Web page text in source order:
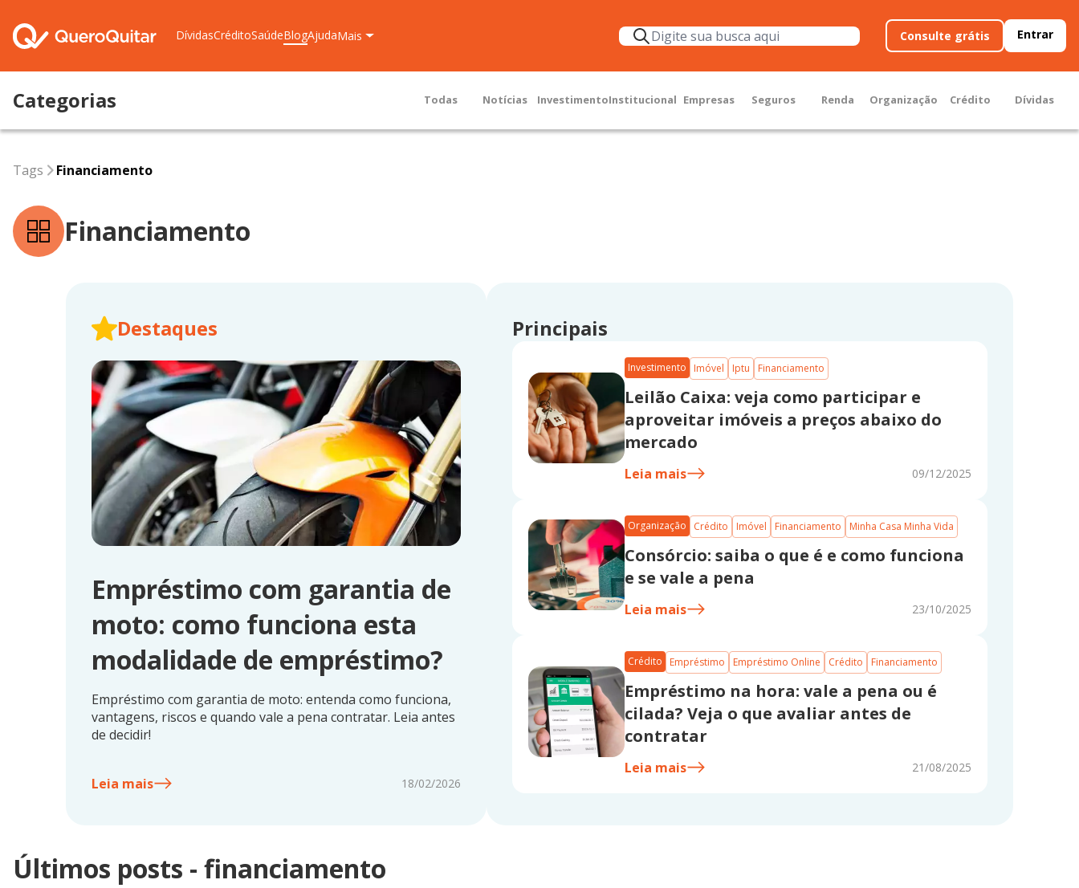
DívidasCréditoSaúdeBlogAjudaMais Consulte grátis Entrar
Categorias Todas Notícias InvestimentoInstitucional Empresas Seguros Renda Organização Crédito Dívidas
Tags financiamento
Tags Financiamento
Financiamento
Destaques
Empréstimo com garantia de
moto: como funciona esta
modalidade de empréstimo?
Empréstimo com garantia de moto: entenda como funciona,
vantagens, riscos e quando vale a pena contratar. Leia antes
de decidir!
Leia mais 18/02/2026
Principais
Investimento Imóvel Iptu Financiamento
Leilão Caixa: veja como participar e
aproveitar imóveis a preços abaixo do
mercado
Leia mais 09/12/2025
Organização Crédito Imóvel Financiamento Minha Casa Minha Vida
Consórcio: saiba o que é e como funciona
e se vale a pena
Leia mais 23/10/2025
Crédito Empréstimo Empréstimo Online Crédito Financiamento
Empréstimo na hora: vale a pena ou é
cilada? Veja o que avaliar antes de
contratar
Leia mais 21/08/2025
Últimos posts - financiamento